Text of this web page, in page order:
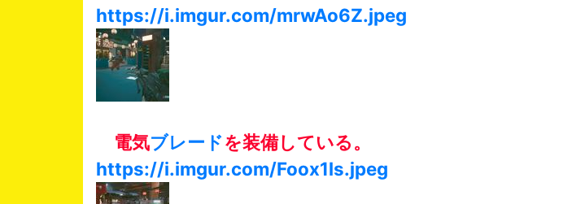
https://i.imgur.com/mrwAo6Z.jpeg
電気ブレードを装備している。
https://i.imgur.com/Foox1ls.jpeg